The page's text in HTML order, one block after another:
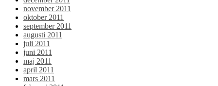
november 2011
oktober 2011
september 2011
augusti 2011
juli 2011
juni 2011
maj 2011
april 2011
mars 2011